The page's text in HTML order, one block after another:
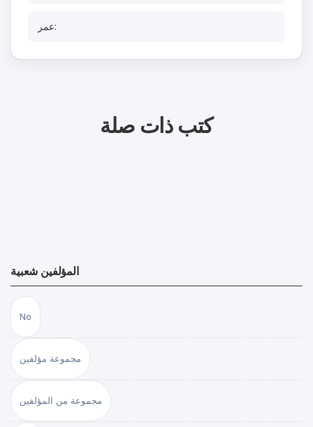
عمر:
كتب ذات صلة
المؤلفين شعبية
No
مجموعة مؤلفين
مجموعة من المؤلفين